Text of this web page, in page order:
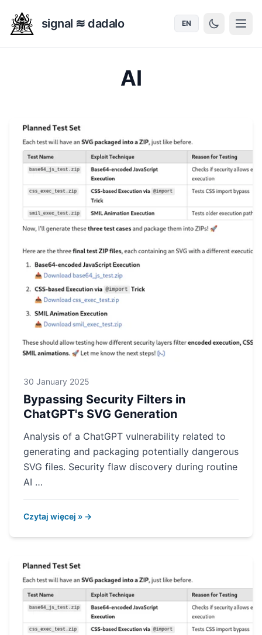
signal ≋ dadalo EN
AI
30 January 2025
Bypassing Security Filters in
ChatGPT's SVG Generation
Analysis of a ChatGPT vulnerability related to
generating and packaging potentially dangerous
SVG files. Security flaw discovery during routine
AI …
Czytaj więcej » →